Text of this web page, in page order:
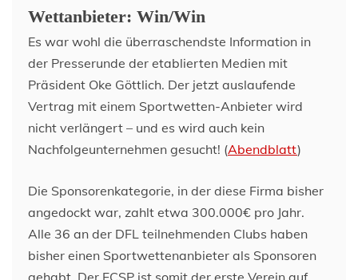
Wettanbieter: Win/Win
Es war wohl die überraschendste Information in
der Presserunde der etablierten Medien mit
Präsident Oke Göttlich. Der jetzt auslaufende
Vertrag mit einem Sportwetten-Anbieter wird
nicht verlängert – und es wird auch kein
Nachfolgeunternehmen gesucht! (Abendblatt)
Die Sponsorenkategorie, in der diese Firma bisher
angedockt war, zahlt etwa 300.000€ pro Jahr.
Alle 36 an der DFL teilnehmenden Clubs haben
bisher einen Sportwettenanbieter als Sponsoren
gehabt. Der FCSP ist somit der erste Verein auf